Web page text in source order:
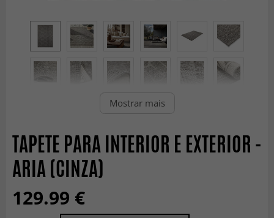
Mostrar mais
TAPETE PARA INTERIOR E EXTERIOR -
ARIA (CINZA)
129.99 €